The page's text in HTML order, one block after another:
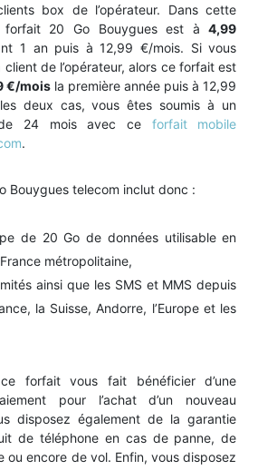
box de l’opérateur. Dans cette
forfait 20 Go Bouygues est à4,99
1 an puis à 12,99 €/mois. Si vous
client de l’opérateur, alors ce forfait est
€/moisla première année puis à 12,99
deux cas, vous êtes soumis à un
de 24 mois avec ce forfait mobile
.
Bouygues telecom inclut donc :
de 20 Go de données utilisable en
métropolitaine,
ainsi que les SMS et MMS depuis
la Suisse, Andorre, l’Europe et les
ce forfait vous fait bénéficier d’une
pour l’achat d’un nouveau
disposez également de la garantie
de téléphone en cas de panne, de
ou encore de vol. Enfin, vous disposez